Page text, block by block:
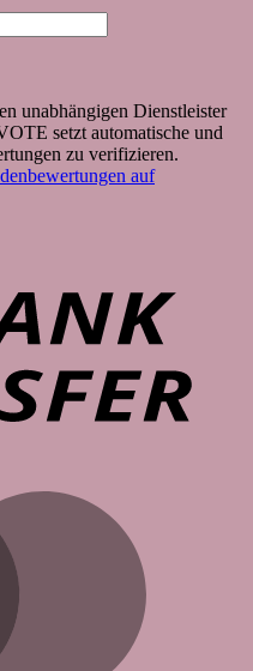
unabhängigen Dienstleister
setzt automatische und
zu verifizieren.
auf